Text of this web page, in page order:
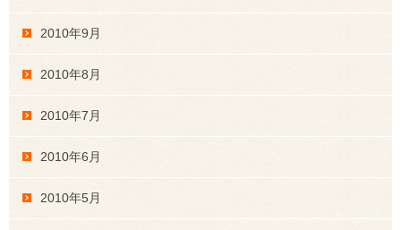
2010年9月
2010年8月
2010年7月
2010年6月
2010年5月